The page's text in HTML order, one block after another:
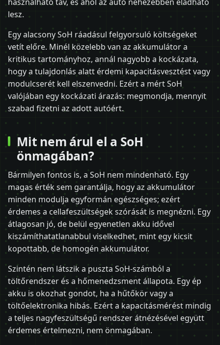
lesz.
Egy alacsony SoH ráadásul felgyorsuló költségeket
vetít előre. Minél közelebb van az akkumulátor a
kritikus tartományhoz, annál nagyobb a kockázata,
hogy a tulajdonlás alatt érdemi kapacitásvesztést vagy
modulcserét kell elszenvedni. Ezért a mért SoH
valójában egy kockázati árazás: megmondja, mennyit
szabad fizetni az adott autóért.
Mit nem árul el a SoH
önmagában?
Bármilyen fontos is, a SoH nem mindenható. Egy
magas érték sem garantálja, hogy az akkumulátor
minden modulja egyformán egészséges; ezért
érdemes a cellafeszültségek szórását is megnézni. Egy
átlagosan jó, de belül egyenetlen akku idővel
kiszámíthatatlanabbul viselkedhet, mint egy kicsit
kopottabb, de homogén akkumulátor.
Szintén nem látszik a puszta SoH-számból a
töltőrendszer és a hőmenedzsment állapota. Egy ép
akku is okozhat gondot, ha a hűtőkör vagy a
töltőelektronika hibás. Ezért a kapacitásmérést mindig
a teljes nagyfeszültségű rendszer átnézésével együtt
érdemes értelmezni, nem önmagában.